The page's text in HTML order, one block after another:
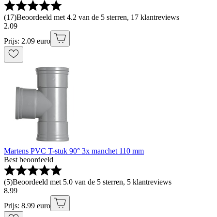
(17)Beoordeeld met 4.2 van de 5 sterren, 17 klantreviews
2.09
Prijs: 2.09 euro
Martens PVC T-stuk 90° 3x manchet 110 mm
Best beoordeeld
(5)Beoordeeld met 5.0 van de 5 sterren, 5 klantreviews
8.99
Prijs: 8.99 euro